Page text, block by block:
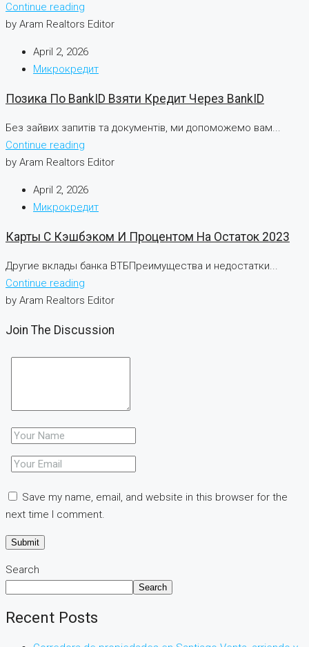
Continue reading
by Aram Realtors Editor
April 2, 2026
Микрокредит
Позика По BankID Взяти Кредит Через BankID
Без зайвих запитів та документів, ми допоможемо вам...
Continue reading
by Aram Realtors Editor
April 2, 2026
Микрокредит
Карты С Кэшбэком И Процентом На Остаток 2023
Другие вклады банка ВТБПреимущества и недостатки...
Continue reading
by Aram Realtors Editor
Join The Discussion
Save my name, email, and website in this browser for the
next time I comment.
Search
Search
Recent Posts